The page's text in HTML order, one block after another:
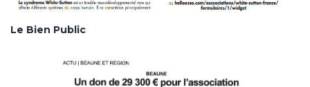
Le Bien Public